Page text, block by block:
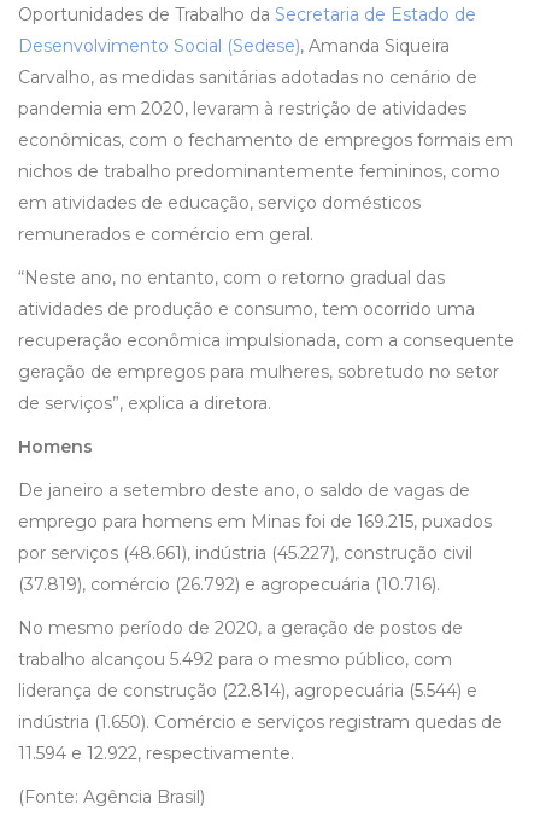
Oportunidades de Trabalho da Secretaria de Estado de
Desenvolvimento Social (Sedese), Amanda Siqueira
Carvalho, as medidas sanitárias adotadas no cenário de
pandemia em 2020, levaram à restrição de atividades
econômicas, com o fechamento de empregos formais em
nichos de trabalho predominantemente femininos, como
em atividades de educação, serviço domésticos
remunerados e comércio em geral.
“Neste ano, no entanto, com o retorno gradual das
atividades de produção e consumo, tem ocorrido uma
recuperação econômica impulsionada, com a consequente
geração de empregos para mulheres, sobretudo no setor
de serviços”, explica a diretora.
Homens
De janeiro a setembro deste ano, o saldo de vagas de
emprego para homens em Minas foi de 169.215, puxados
por serviços (48.661), indústria (45.227), construção civil
(37.819), comércio (26.792) e agropecuária (10.716).
No mesmo período de 2020, a geração de postos de
trabalho alcançou 5.492 para o mesmo público, com
liderança de construção (22.814), agropecuária (5.544) e
indústria (1.650). Comércio e serviços registram quedas de
11.594 e 12.922, respectivamente.
(Fonte: Agência Brasil)